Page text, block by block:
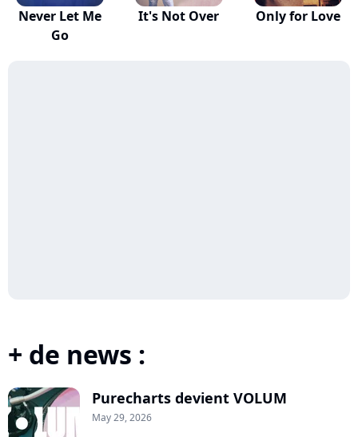
Never Let Me
Go
It's Not Over Only for Love
+ de news :
Purecharts devient VOLUM
May 29, 2026